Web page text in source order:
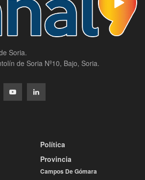
Soria.
de Soria Nº10, Bajo, Soria.
Política
Provincia
Campos De Gómara